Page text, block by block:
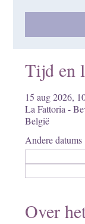
Tijd en
15 aug 2026,
La Fattoria -
België
Andere datums
Over